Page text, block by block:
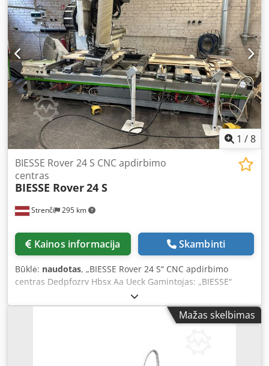
1 /8
Strenči 295 km
BIESSE Rover 24 S CNC apdirbimo
centras
BIESSE Rover24 S
Kainos informacija Skambinti
Būklė: naudotas, „BIESSE Rover 24 S“ CNC apdirbimo
centras Dedpfozrv Hbsx Aa Ueck Gamintojas: „BIESSE“
Modelis: „Rover 24 S“ Gamybos metai: 2001 Serijos
numeris: 16171 Maitinimo įtampa: 230 V Galia: 20 kW
Nominali srovė: 59 A Dažnis: 50 Hz Oro slėgis: 6,5–7,5 bar
Mažas skelbimas